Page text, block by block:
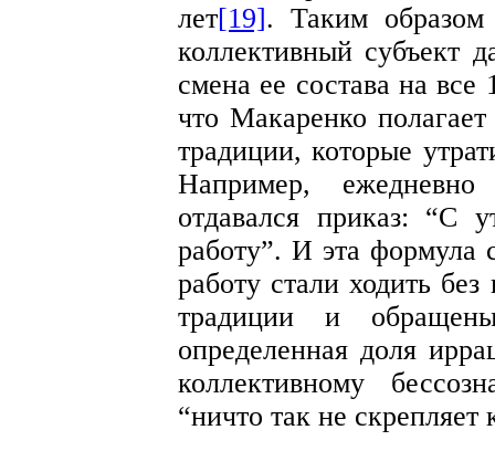
лет[19]. Таким образом
коллективный субъект
смена ее состава на
что Макаренко
традиции, которые
Например,
отдавался приказ: “С
работу”. И эта формула
работу стали ходить без
традиции и
определенная доля
коллективному
“ничто так не скрепляет